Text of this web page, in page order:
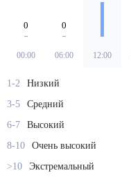
0
00:00
0
06:00 12:00
1-2
Низкий
3-5
Средний
6-7
Высокий
8-10
Очень высокий
>10
Экстремальный